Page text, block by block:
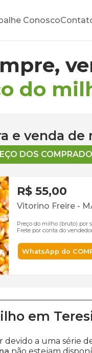
Conosco
do
e venda de
DOS
R$ 55,00
Vitorino Freire -
Preço do milho (bruto) por
Frete por conta do
WhatsApp do
em
devido a uma série